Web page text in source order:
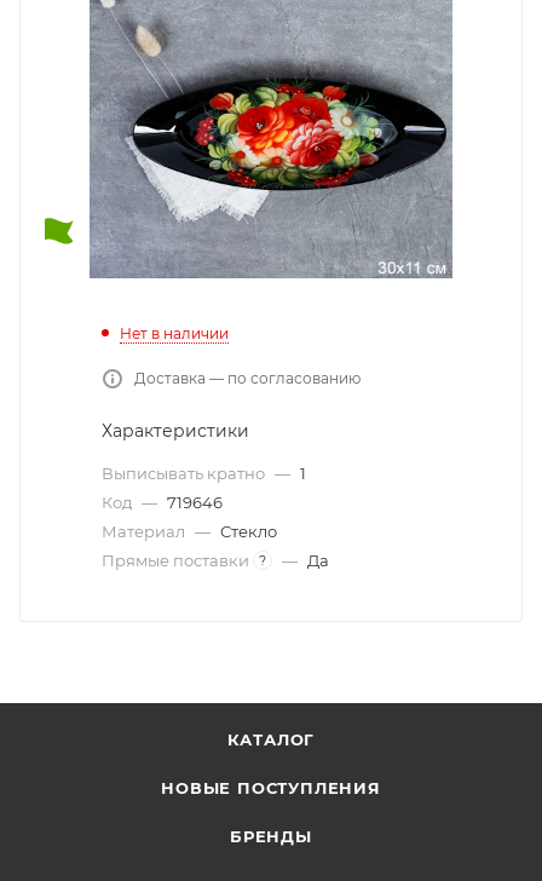
Нет в наличии
Доставка — по согласованию
Характеристики
Выписывать кратно — 1
Код — 719646
Материал — Стекло
Прямые поставки
? — Да
КАТАЛОГ
НОВЫЕ ПОСТУПЛЕНИЯ
БРЕНДЫ